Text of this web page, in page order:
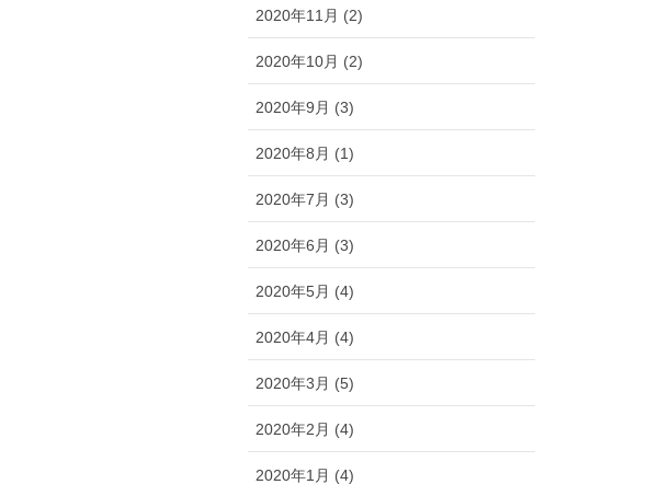
2020年11月 (2)
2020年10月 (2)
2020年9月 (3)
2020年8月 (1)
2020年7月 (3)
2020年6月 (3)
2020年5月 (4)
2020年4月 (4)
2020年3月 (5)
2020年2月 (4)
2020年1月 (4)